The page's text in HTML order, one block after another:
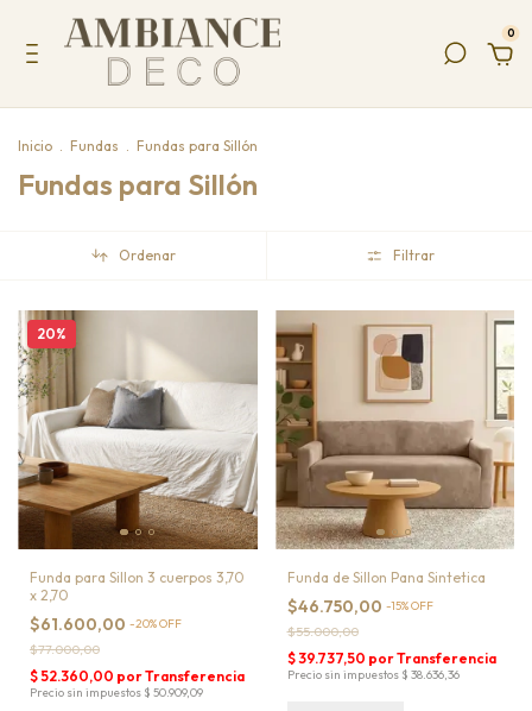
0
Inicio . Fundas . Fundas para Sillón
Fundas para Sillón
Ordenar Filtrar
Funda para Sillon 3 cuerpos 3,70
x 2,70
$61.600,00 -20%OFF
$77.000,00
Funda de Sillon Pana Sintetica
$46.750,00 -15%OFF
$55.000,00